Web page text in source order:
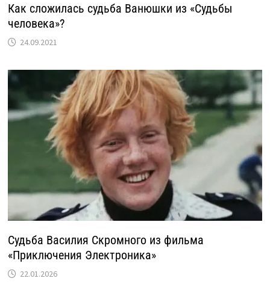
Как сложилась судьба Ванюшки из «Судьбы
человека»?
24.09.2021
Судьба Василия Скромного из фильма
«Приключения Электроника»
22.01.2026